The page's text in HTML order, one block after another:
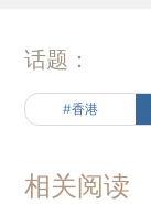
话题：
#香港
相关阅读